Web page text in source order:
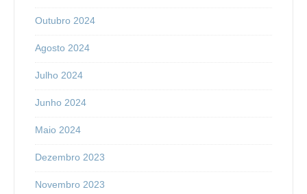
Outubro 2024
Agosto 2024
Julho 2024
Junho 2024
Maio 2024
Dezembro 2023
Novembro 2023